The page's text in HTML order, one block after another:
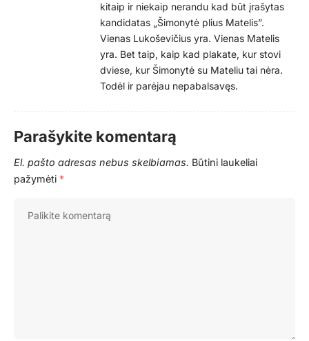
kitaip ir niekaip nerandu kad būt įrašytas
kandidatas „Šimonytė plius Matelis”.
Vienas Lukoševičius yra. Vienas Matelis
yra. Bet taip, kaip kad plakate, kur stovi
dviese, kur Šimonytė su Mateliu tai nėra.
Todėl ir parėjau nepabalsavęs.
Parašykite komentarą
El. pašto adresas nebus skelbiamas. Būtini laukeliai
pažymėti *